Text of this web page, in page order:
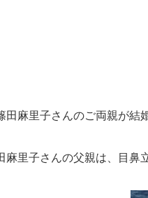
田麻里子さんのご両親が結
麻里子さんの父親は、目鼻